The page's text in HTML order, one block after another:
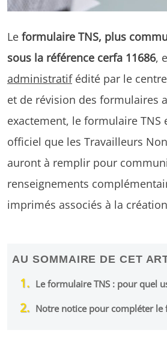
Le formulaire TNS, plus
sous la référence cerfa 11686,
administratifédité par le
et de révision des formulaires
exactement, le formulaire TNS
officiel que les Travailleurs
auront à remplir pour
renseignements
imprimés associés à la
AU SOMMAIRE DE CET
Le formulaire TNS : pour quel
Notre notice pour compléter le